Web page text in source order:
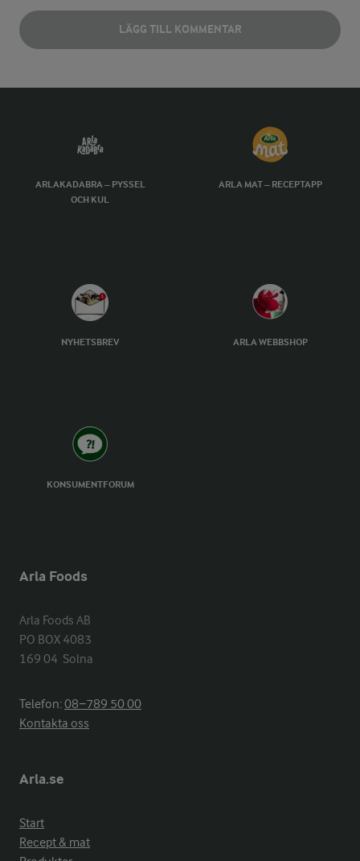
LÄGG TILL KOMMENTAR
ARLAKADABRA – PYSSEL
OCH KUL
ARLA MAT – RECEPTAPP
NYHETSBREV ARLA WEBBSHOP
KONSUMENTFORUM
Arla Foods
Arla Foods AB
PO BOX 4083
169 04  Solna
Telefon:08−789 50 00
Kontakta oss
Arla.se
Start
Recept & mat